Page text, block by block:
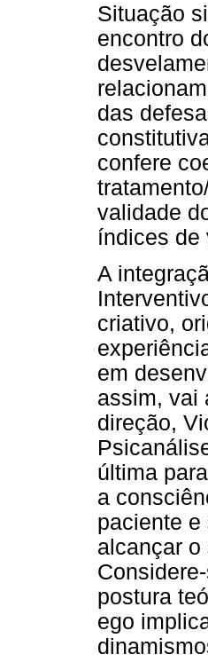
Situação
encontro
das
confere
validade
índices de
A
criativo,
em
assim, vai
direção,
última
a
paciente
alcançar
postura
ego